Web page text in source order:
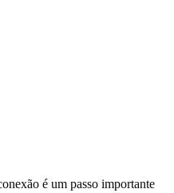
é um passo importante